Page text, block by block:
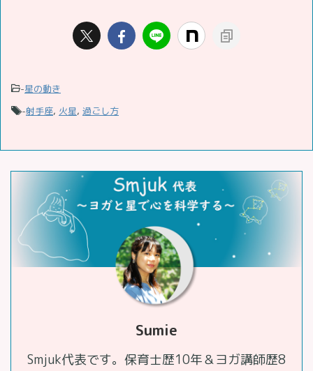
-星の動き
-射手座, 火星, 過ごし方
Sumie
Smjuk代表です。保育士歴10年＆ヨガ講師歴8